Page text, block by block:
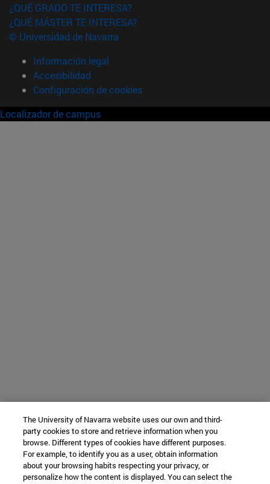
¿QUÉ GRADO TE INTERESA?
¿QUÉ MÁSTER TE INTERESA?
© Universidad de Navarra
Información legal
Accesibilidad
Configuración de cookies
Localizador de campus
The University of Navarra website uses our own and third-
party cookies to store and retrieve information when you
browse. Different types of cookies have different purposes.
For example, to identify you as a user, obtain information
about your browsing habits respecting your privacy, or
personalize how the content is displayed. You can select the